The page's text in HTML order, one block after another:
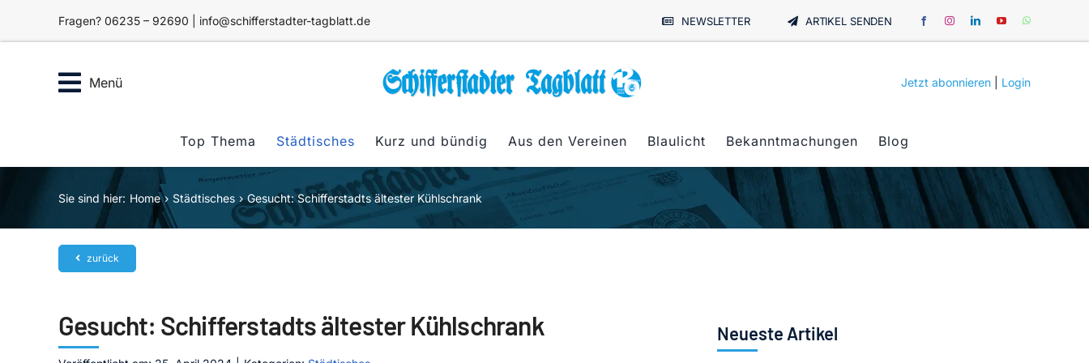
Fragen? 06235 – 92690 | info@schifferstadter-tagblatt.de NEWSLETTER ARTIKEL SENDEN
Menü Jetzt abonnieren Login
Top Thema Städtisches Kurz und bündig Aus den Vereinen Blaulicht Bekanntmachungen Blog
Sie sind hier: Home Städtisches Gesucht: Schifferstadts ältester Kühlschrank
zurück
Gesucht: Schifferstadts ältester Kühlschrank Neueste Artikel